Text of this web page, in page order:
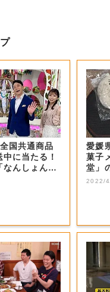
国共通商品
に当たる！
なんしょん？
」...
愛媛
菓子
堂」
2022/